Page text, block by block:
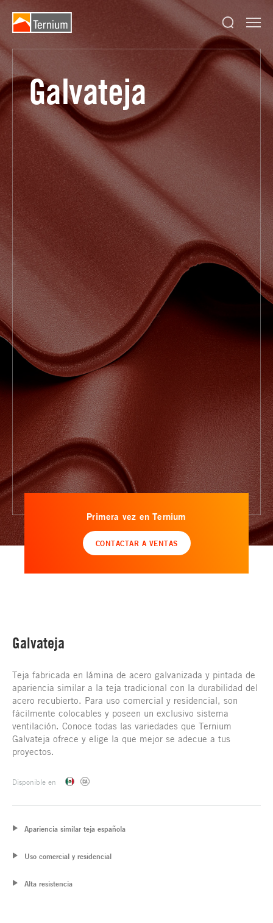
Galvateja
Primera vez en Ternium
CONTACTAR A VENTAS
Galvateja
Teja fabricada en lámina de acero galvanizada y pintada de
apariencia similar a la teja tradicional con la durabilidad del
acero recubierto. Para uso comercial y residencial, son
fácilmente colocables y poseen un exclusivo sistema
ventilación. Conoce todas las variedades que Ternium
Galvateja ofrece y elige la que mejor se adecue a tus
proyectos.
Disponible en
Apariencia similar teja española
Uso comercial y residencial
Alta resistencia